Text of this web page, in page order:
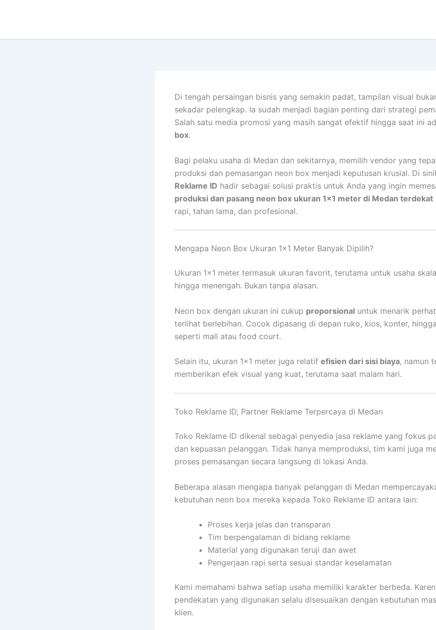
Di tengah persaingan bisnis yang semakin padat, tampilan visual
sekadar pelengkap. Ia sudah menjadi bagian penting dari strategi
Salah satu media promosi yang masih sangat efektif hingga saat ini
box.
Bagi pelaku usaha di Medan dan sekitarnya, memilih vendor yang
produksi dan pemasangan neon box menjadi keputusan krusial. Di
Reklame ID hadir sebagai solusi praktis untuk Anda yang ingin
produksi dan pasang neon box ukuran 1×1 meter di Medan terdekat
rapi, tahan lama, dan profesional.
Mengapa Neon Box Ukuran 1×1 Meter Banyak Dipilih?
Ukuran 1×1 meter termasuk ukuran favorit, terutama untuk usaha
hingga menengah. Bukan tanpa alasan.
Neon box dengan ukuran ini cukup proporsional untuk menarik
terlihat berlebihan. Cocok dipasang di depan ruko, kios, konter,
seperti mall atau food court.
Selain itu, ukuran 1×1 meter juga relatif efisien dari sisi biaya, namun
memberikan efek visual yang kuat, terutama saat malam hari.
Toko Reklame ID, Partner Reklame Terpercaya di Medan
Toko Reklame ID dikenal sebagai penyedia jasa reklame yang fokus
dan kepuasan pelanggan. Tidak hanya memproduksi, tim kami juga
proses pemasangan secara langsung di lokasi Anda.
Beberapa alasan mengapa banyak pelanggan di Medan
kebutuhan neon box mereka kepada Toko Reklame ID antara lain:
Proses kerja jelas dan transparan
Tim berpengalaman di bidang reklame
Material yang digunakan teruji dan awet
Pengerjaan rapi serta sesuai standar keselamatan
Kami memahami bahwa setiap usaha memiliki karakter berbeda.
pendekatan yang digunakan selalu disesuaikan dengan kebutuhan
klien.